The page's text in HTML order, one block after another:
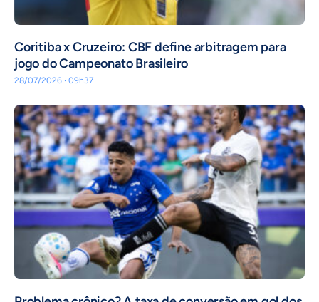
Coritiba x Cruzeiro: CBF define arbitragem para
jogo do Campeonato Brasileiro
28/07/2026 · 09h37